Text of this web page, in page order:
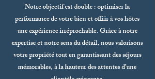
Notre objectif est double : optimiser la
performance de votre bien et offrir à vos hôtes
une expérience irréprochable. Grâce à notre
expertise et notre sens du détail, nous valorisons
votre propriété tout en garantissant des séjours
mémorables, à la hauteur des attentes d’une